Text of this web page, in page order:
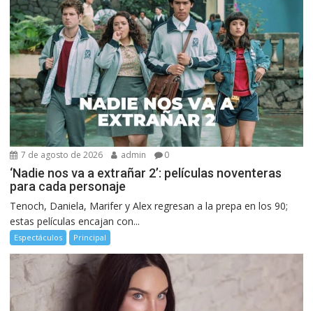
7 de agosto de 2026 admin 0
‘Nadie nos va a extrañar 2’: películas noventeras
para cada personaje
Tenoch, Daniela, Marifer y Alex regresan a la prepa en los 90;
estas películas encajan con...
Espectáculos Principal